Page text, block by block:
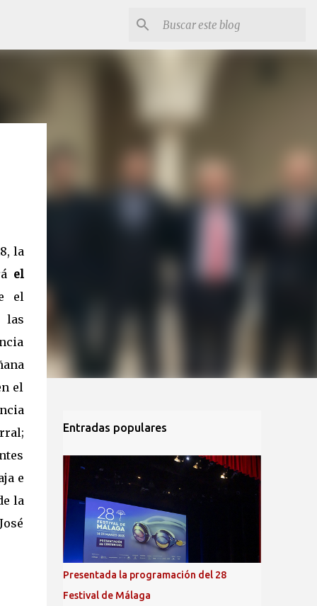
la
el
el
las
el
e
la
Entradas populares
Presentada la programación del 28
Festival de Málaga